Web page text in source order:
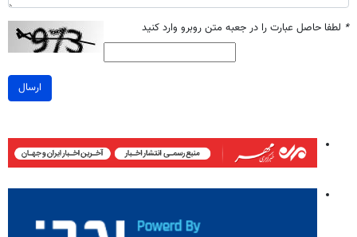
* لطفا حاصل عبارت را در جعبه متن روبرو وارد کنید
ارسال